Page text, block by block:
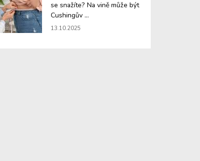
se snažíte? Na vině může být
Cushingův ...
13.10.2025